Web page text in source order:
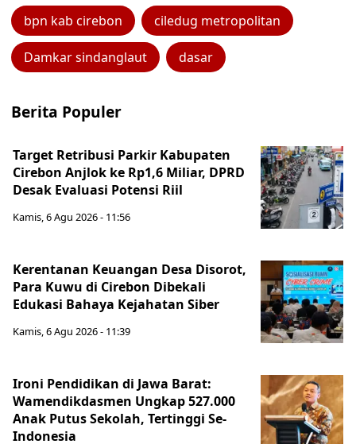
bpn kab cirebon ciledug metropolitan
Damkar sindanglaut dasar
Berita Populer
Target Retribusi Parkir Kabupaten
Cirebon Anjlok ke Rp1,6 Miliar, DPRD
Desak Evaluasi Potensi Riil
Kamis, 6 Agu 2026 - 11:56
Kerentanan Keuangan Desa Disorot,
Para Kuwu di Cirebon Dibekali
Edukasi Bahaya Kejahatan Siber
Kamis, 6 Agu 2026 - 11:39
Ironi Pendidikan di Jawa Barat:
Wamendikdasmen Ungkap 527.000
Anak Putus Sekolah, Tertinggi Se-
Indonesia